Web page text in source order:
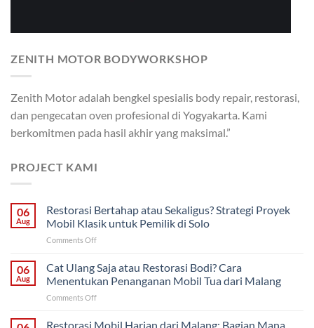
ZENITH MOTOR BODYWORKSHOP
Zenith Motor adalah bengkel spesialis body repair, restorasi,
dan pengecatan oven profesional di Yogyakarta. Kami
berkomitmen pada hasil akhir yang maksimal.”
PROJECT KAMI
06
Aug
Restorasi Bertahap atau Sekaligus? Strategi Proyek
Mobil Klasik untuk Pemilik di Solo
Comments Offon
Bertahap
atau
Sekaligus?
Strategi
Mobil
06
Aug
Cat Ulang Saja atau Restorasi Bodi? Cara
Menentukan Penanganan Mobil Tua dari Malang
Comments Offon
Ulang
Restorasi Mobil Harian dari Malang: Bagian Mana